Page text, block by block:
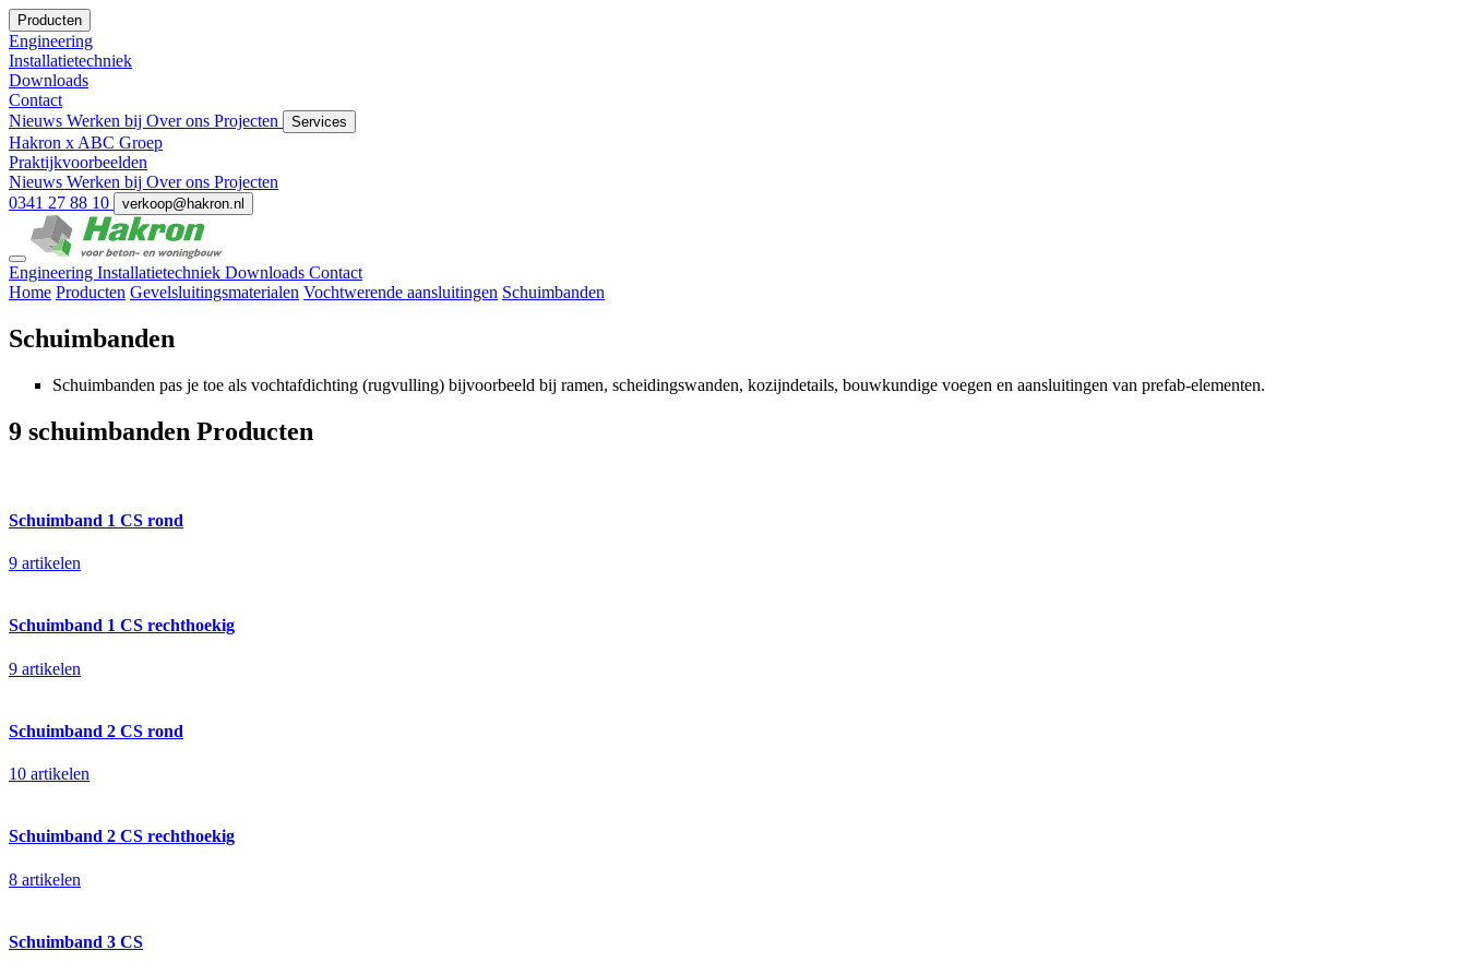
Producten
Engineering
Installatietechniek
Downloads
Contact
Nieuws Werken bij Over ons Projecten Services
Hakron x ABC Groep
Praktijkvoorbeelden
Nieuws Werken bij Over ons Projecten
0341 27 88 10
verkoop@hakron.nl
Engineering Installatietechniek Downloads Contact
Home Producten Gevelsluitingsmaterialen Vochtwerende aansluitingen Schuimbanden
Schuimbanden
Schuimbanden pas je toe als vochtafdichting (rugvulling) bijvoorbeeld bij ramen, scheidingswanden, kozijndetails, bouwkundige voegen en aansluitingen van prefab-elementen.
9 schuimbanden Producten
Schuimband 1 CS rond
9 artikelen
Schuimband 1 CS rechthoekig
9 artikelen
Schuimband 2 CS rond
10 artikelen
Schuimband 2 CS rechthoekig
8 artikelen
Schuimband 3 CS